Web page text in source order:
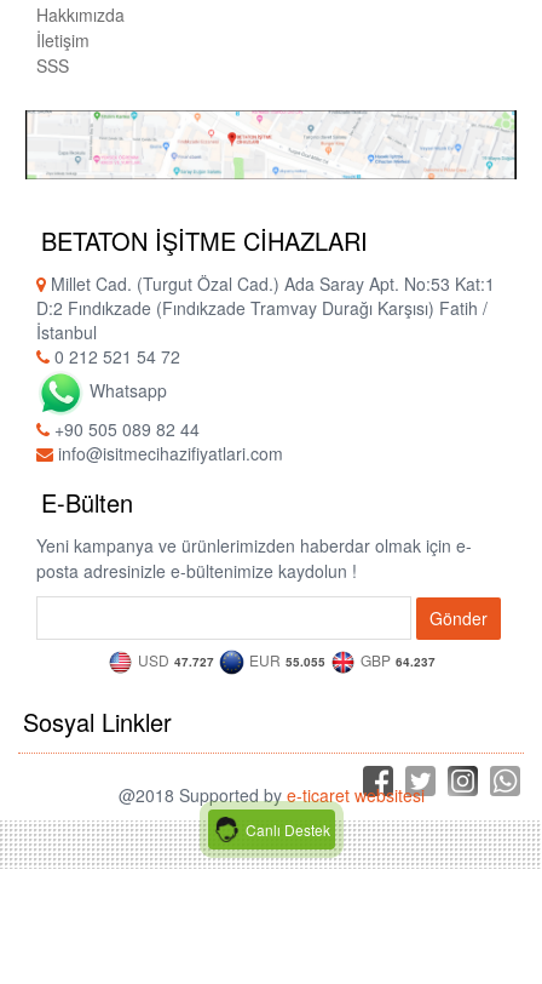
Hakkımızda
İletişim
SSS
BETATON İŞİTME CİHAZLARI
Millet Cad. (Turgut Özal Cad.) Ada Saray Apt. No:53 Kat:1
D:2 Fındıkzade (Fındıkzade Tramvay Durağı Karşısı) Fatih /
İstanbul
0 212 521 54 72
Whatsapp
+90 505 089 82 44
info@isitmecihazifiyatlari.com
E-Bülten
Yeni kampanya ve ürünlerimizden haberdar olmak için e-
posta adresinizle e-bültenimize kaydolun !
Gönder
USD 47.727 EUR 55.055 GBP 64.237
Sosyal Linkler
Canlı Destek
@2018 Supported bye-ticaret websitesi